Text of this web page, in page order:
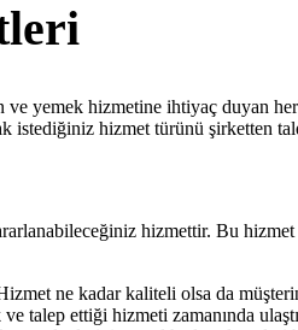
yemek hizmetine ihtiyaç duyan
istediğiniz hizmet türünü şirketten
hizmettir. Bu
ne kadar kaliteli olsa da
talep ettiği hizmeti zamanında